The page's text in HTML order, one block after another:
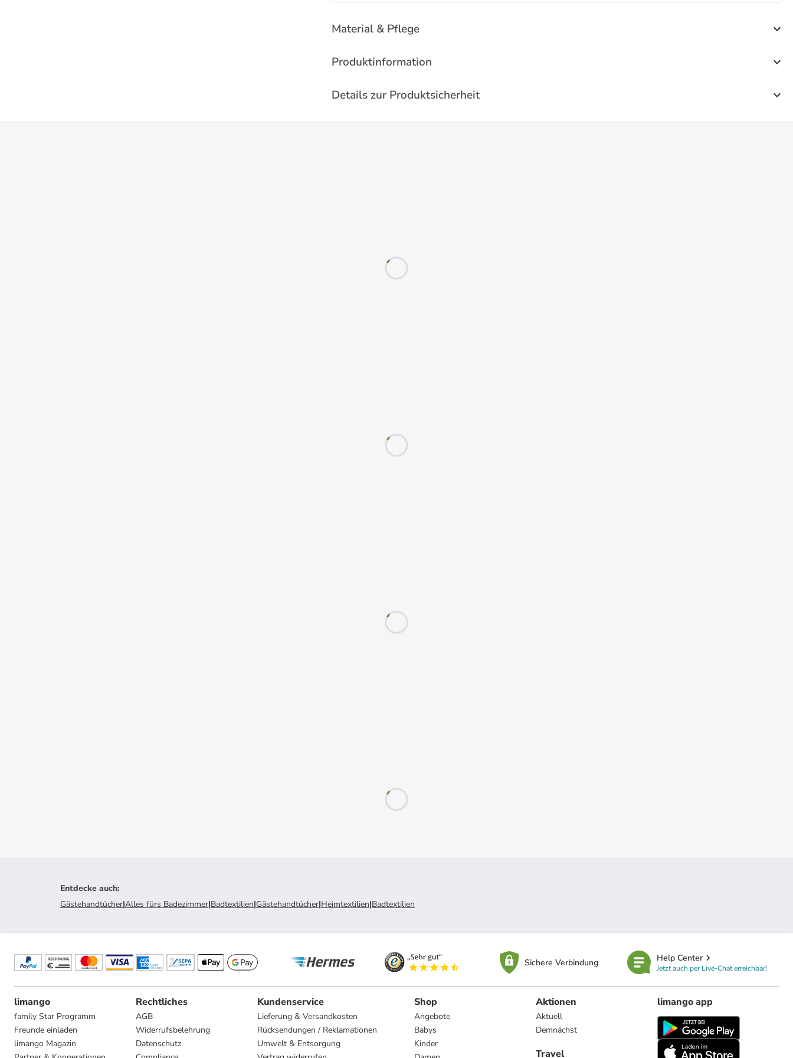
Material & Pflege
Produktinformation
Details zur Produktsicherheit
Entdecke auch:
Gästehandtücher|Alles fürs Badezimmer|Badtextilien|Gästehandtücher|Heimtextilien|Badtextilien
Sichere Verbindung Help Center
Jetzt auch per Live-Chat erreichbar!
limango
family Star Programm
Freunde einladen
limango Magazin
Rechtliches
AGB
Widerrufsbelehrung
Datenschutz
Kundenservice
Lieferung & Versandkosten
Rücksendungen / Reklamationen
Umwelt & Entsorgung
Shop
Angebote
Babys
Kinder
Aktionen
Aktuell
Demnächst
Travel
limango app